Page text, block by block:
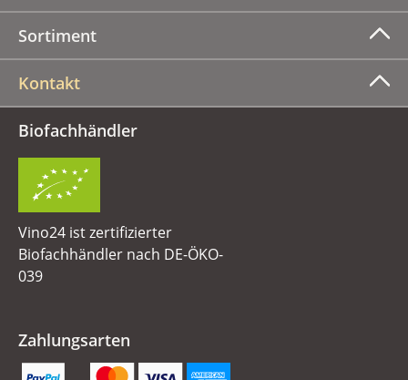
Sortiment
Kontakt
Biofachhändler
Vino24 ist zertifizierter
Biofachhändler nach DE-ÖKO-
039
Zahlungsarten